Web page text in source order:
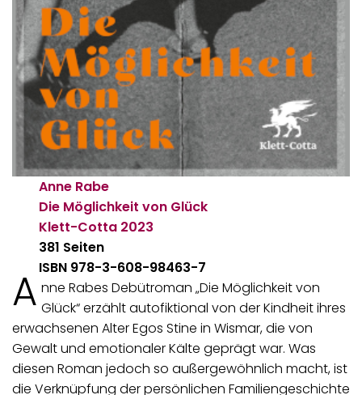
Anne Rabe
Die Möglichkeit von Glück
Klett-Cotta 2023
381 Seiten
ISBN 978-3-608-98463-7
A nne Rabes Debütroman „Die Möglichkeit von
Glück“ erzählt autofiktional von der Kindheit ihres
erwachsenen Alter Egos Stine in Wismar, die von
Gewalt und emotionaler Kälte geprägt war. Was
diesen Roman jedoch so außergewöhnlich macht, ist
die Verknüpfung der persönlichen Familiengeschichte